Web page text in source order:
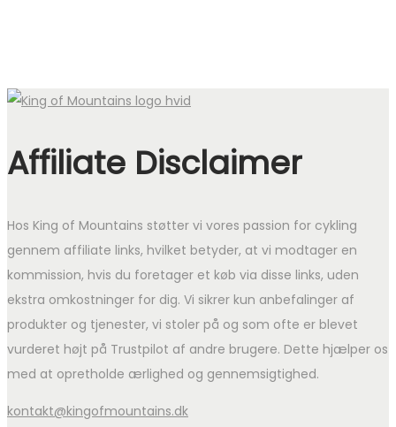
Affiliate Disclaimer
Hos King of Mountains støtter vi vores passion for cykling
gennem affiliate links, hvilket betyder, at vi modtager en
kommission, hvis du foretager et køb via disse links, uden
ekstra omkostninger for dig. Vi sikrer kun anbefalinger af
produkter og tjenester, vi stoler på og som ofte er blevet
vurderet højt på Trustpilot af andre brugere. Dette hjælper os
med at opretholde ærlighed og gennemsigtighed.
kontakt@kingofmountains.dk